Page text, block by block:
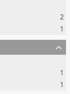
2
1
1
1